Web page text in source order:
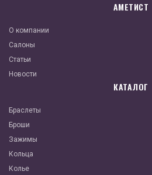
АМЕТИСТ
О компании
Салоны
Статьи
Новости
КАТАЛОГ
Браслеты
Броши
Зажимы
Кольца
Колье